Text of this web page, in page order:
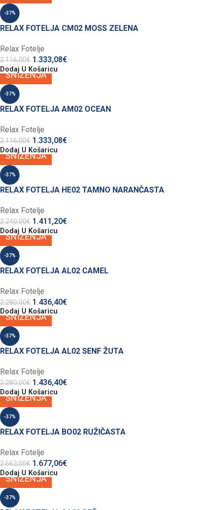
-37%
RELAX FOTELJA CM02 MOSS ZELENA
Relax Fotelje
2.116,00€ 1.333,08€
Dodaj U Košaricu
SNIŽENJA
-37%
RELAX FOTELJA AM02 OCEAN
Relax Fotelje
2.116,00€ 1.333,08€
Dodaj U Košaricu
SNIŽENJA
-37%
RELAX FOTELJA HE02 TAMNO NARANČASTA
Relax Fotelje
2.240,00€ 1.411,20€
Dodaj U Košaricu
SNIŽENJA
-37%
RELAX FOTELJA AL02 CAMEL
Relax Fotelje
2.280,00€ 1.436,40€
Dodaj U Košaricu
SNIŽENJA
-37%
RELAX FOTELJA AL02 SENF ŽUTA
Relax Fotelje
2.280,00€ 1.436,40€
Dodaj U Košaricu
SNIŽENJA
-37%
RELAX FOTELJA BO02 RUŽIČASTA
Relax Fotelje
2.662,00€ 1.677,06€
Dodaj U Košaricu
SNIŽENJA
-37%